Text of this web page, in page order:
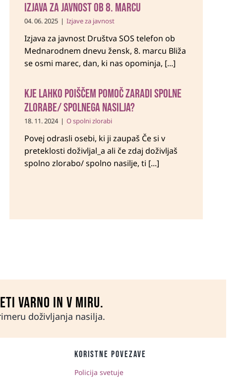
Izjava za javnost ob 8. marcu
04. 06. 2025 | Izjave za javnost
Izjava za javnost Društva SOS telefon ob
Mednarodnem dnevu žensk, 8. marcu Bliža
se osmi marec, dan, ki nas opominja, [...]
Kje lahko poiščem pomoč zaradi spolne
zlorabe/ spolnega nasilja?
18. 11. 2024 | O spolni zlorabi
Povej odrasli osebi, ki ji zaupaš Če si v
preteklosti doživljal_a ali če zdaj doživljaš
spolno zlorabo/ spolno nasilje, ti [...]
varno in v miru.
doživljanja nasilja.
KORISTNE POVEZAVE
Policija svetuje